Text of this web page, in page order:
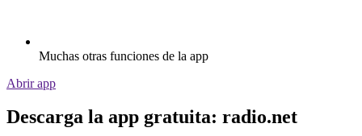
Muchas otras funciones de la app
Abrir app
Descarga la app gratuita: radio.net